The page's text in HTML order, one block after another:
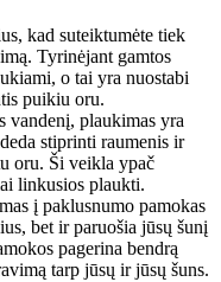
kad suteiktumėte tiek
Tyrinėjant gamtos
o tai yra nuostabi
puikiu oru.
vandenį, plaukimas yra
stiprinti raumenis ir
oru. Ši veikla ypač
linkusios plaukti.
į paklusnumo pamokas
bet ir paruošia jūsų šunį
pagerina bendrą
tarp jūsų ir jūsų šuns.